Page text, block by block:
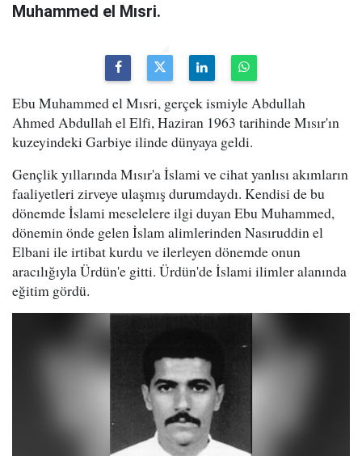
Muhammed el Mısri.
Ebu Muhammed el Mısri, gerçek ismiyle Abdullah
Ahmed Abdullah el Elfi, Haziran 1963 tarihinde Mısır'ın
kuzeyindeki Garbiye ilinde dünyaya geldi.
Gençlik yıllarında Mısır'a İslami ve cihat yanlısı akımların
faaliyetleri zirveye ulaşmış durumdaydı. Kendisi de bu
dönemde İslami meselelere ilgi duyan Ebu Muhammed,
dönemin önde gelen İslam alimlerinden Nasıruddin el
Elbani ile irtibat kurdu ve ilerleyen dönemde onun
aracılığıyla Ürdün'e gitti. Ürdün'de İslami ilimler alanında
eğitim gördü.